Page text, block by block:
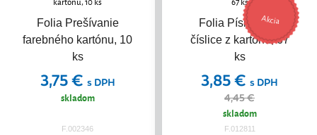
Folia Prešívanie
farebného kartónu, 10
ks
3,75 € s DPH
skladom
F.002346
Folia Písmena a
číslice z kartónu, 67
ks
Akcia
3,85 € s DPH
4,45 €
skladom
F.012811